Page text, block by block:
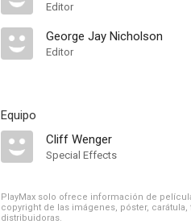
Editor
George Jay Nicholson
Editor
Equipo
Cliff Wenger
Special Effects
PlayMax solo ofrece información de
copyright de las imágenes, póster,
distribuidoras.